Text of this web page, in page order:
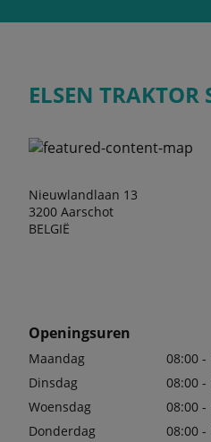
ELSEN TRAKTOR
Nieuwlandlaan 13
3200 Aarschot
BELGIË
Openingsuren
Maandag
08:00 -
Dinsdag
08:00 -
Woensdag
08:00 -
Donderdag
08:00 -